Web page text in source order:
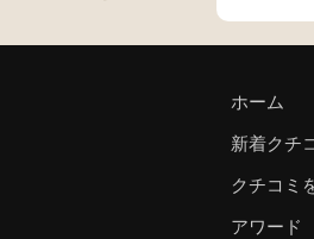
ホーム
新着クチ
クチコミ
アワード